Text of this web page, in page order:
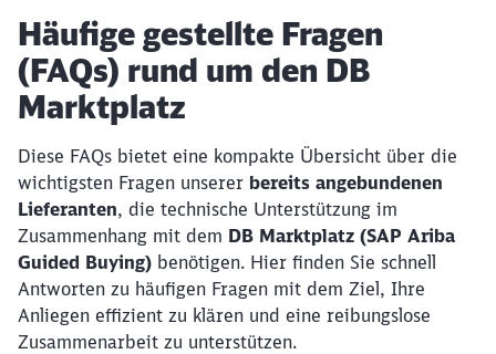
Artikel:
Häufige gestellte Fragen
(FAQs) rund um den DB
Marktplatz
Diese FAQs bietet eine kompakte Übersicht über die
wichtigsten Fragen unserer bereits angebundenen
Lieferanten, die technische Unterstützung im
Zusammenhang mit dem DB Marktplatz (SAP Ariba
Guided Buying) benötigen. Hier finden Sie schnell
Antworten zu häufigen Fragen mit dem Ziel, Ihre
Anliegen effizient zu klären und eine reibungslose
Zusammenarbeit zu unterstützen.